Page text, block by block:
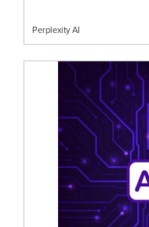
Perplexity AI